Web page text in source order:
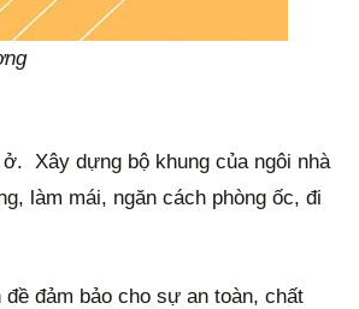
Xây dựng bộ khung của ngôi nhà
làm mái, ngăn cách phòng ốc, đi
đảm bảo cho sự an toàn, chất